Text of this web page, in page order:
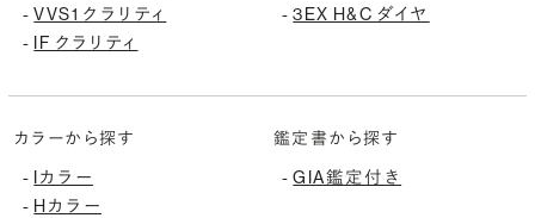
-VVS1 クラリティ
- IF クラリティ
-3EX H&C ダイヤ
カラーから探す
- Iカラー
- Hカラー
鑑定書から探す
-GIA鑑定付き